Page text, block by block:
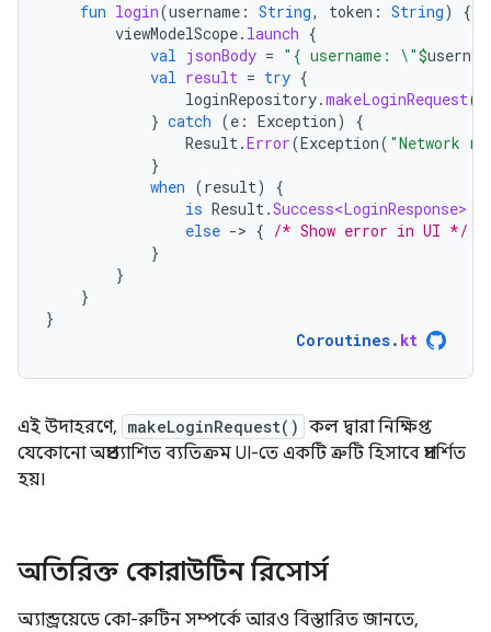
fun login(username : String, token : String)
{
viewModelScope. launch {
val jsonBody = "{ username: \"$
val result = try {
loginRepository.makeLoginRequest(
} catch (e : Exception)
{
Result.Error(Exception( "Network
}
when (result)
{
is Result.Success<LoginResponse>
else -> { /* Show error in UI */
}
}
}
}
Coroutines. kt
এই উদাহরণে, makeLoginRequest() কল দ্বারা নিক্ষিপ্ত
যেকোনো অপ্রত্যাশিত ব্যতিক্রম UI-তে একটি ত্রুটি হিসাবে প্রদর্শিত
হয়।
অতিরিক্ত কোরাউটিন রিসোর্স
অ্যান্ড্রয়েডে কো-রুটিন সম্পর্কে আরও বিস্তারিত জানতে,